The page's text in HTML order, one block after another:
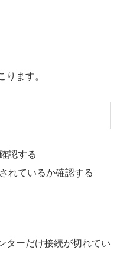
ります。
認する
れているか確認する
ターだけ接続が切れてい